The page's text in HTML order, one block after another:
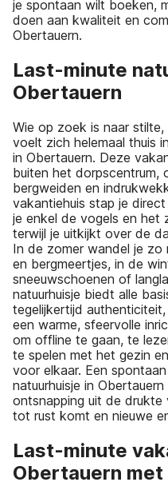
je spontaan wilt boeken,
doen aan kwaliteit en
Obertauern.
Last-minute
Obertauern
Wie op zoek is naar stilte,
voelt zich helemaal thuis
in Obertauern. Deze
buiten het dorpscentrum,
bergweiden en
vakantiehuis stap je
je enkel de vogels en het
terwijl je uitkijkt over de
In de zomer wandel je zo
en bergmeertjes, in de
sneeuwschoenen of
natuurhuisje biedt alle
tegelijkertijd
een warme, sfeervolle
om offline te gaan, te
te spelen met het gezin
voor elkaar. Een
natuurhuisje in
ontsnapping uit de drukte
tot rust komt en nieuwe
Last-minute
Obertauern met